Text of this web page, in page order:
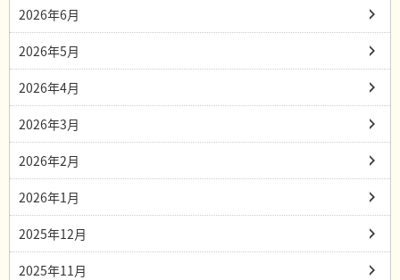
2026年6月
2026年5月
2026年4月
2026年3月
2026年2月
2026年1月
2025年12月
2025年11月